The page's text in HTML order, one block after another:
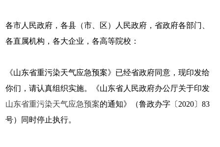
各市人民政府，各县（市、区）人民政府，省政府各部门、
各直属机构，各大企业，各高等院校：
《山东省重污染天气应急预案》已经省政府同意，现印发给
你们，请认真组织实施。《山东省人民政府办公厅关于印发
山东省重污染天气应急预案的通知》（鲁政办字〔2020〕83
号）同时停止执行。